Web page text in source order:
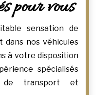
pour vous
sensation de
dans nos véhicules
à votre disposition
spécialisés
transport et